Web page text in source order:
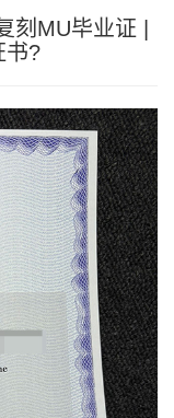
刻MU毕业证 |
书?